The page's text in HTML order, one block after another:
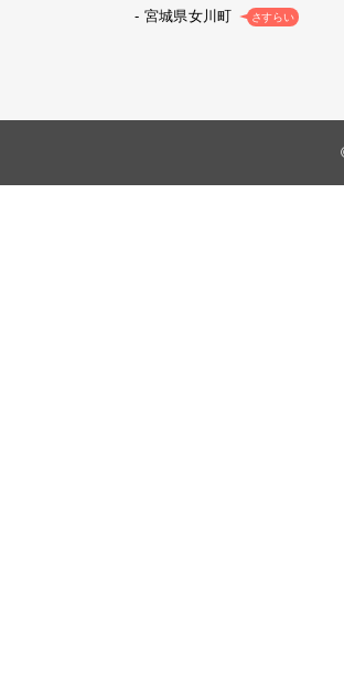
宮城県女川町 さすらい